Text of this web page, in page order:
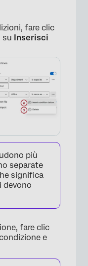
×
fare clic
su Inserisci
più
separate
significa
devono
fare clic
e